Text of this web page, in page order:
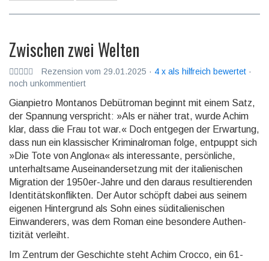
Zwischen zwei Welten
Rezension vom 29.01.2025 · 4 x als hilfreich bewertet ·
noch unkommentiert
Gianpietro Montanos Debütroman beginnt mit einem Satz,
der Spannung ver­spricht: »Als er näher trat, wurde Achim
klar, dass die Frau tot war.« Doch entgegen der Erwartung,
dass nun ein klassi­scher Kriminal­roman folge, entpuppt sich
»Die Tote von Anglona« als interes­sante, persön­liche,
unter­halt­same Aus­ein­ander­setz­ung mit der italieni­schen
Migration der 1950er-Jahre und den daraus resul­tieren­den
Identi­täts­kon­flikten. Der Autor schöpft dabei aus seinem
eigenen Hinter­grund als Sohn eines süd­italieni­schen
Einwan­derers, was dem Roman eine besondere Authen­
tizität verleiht.
Im Zentrum der Geschichte steht Achim Crocco, ein 61-